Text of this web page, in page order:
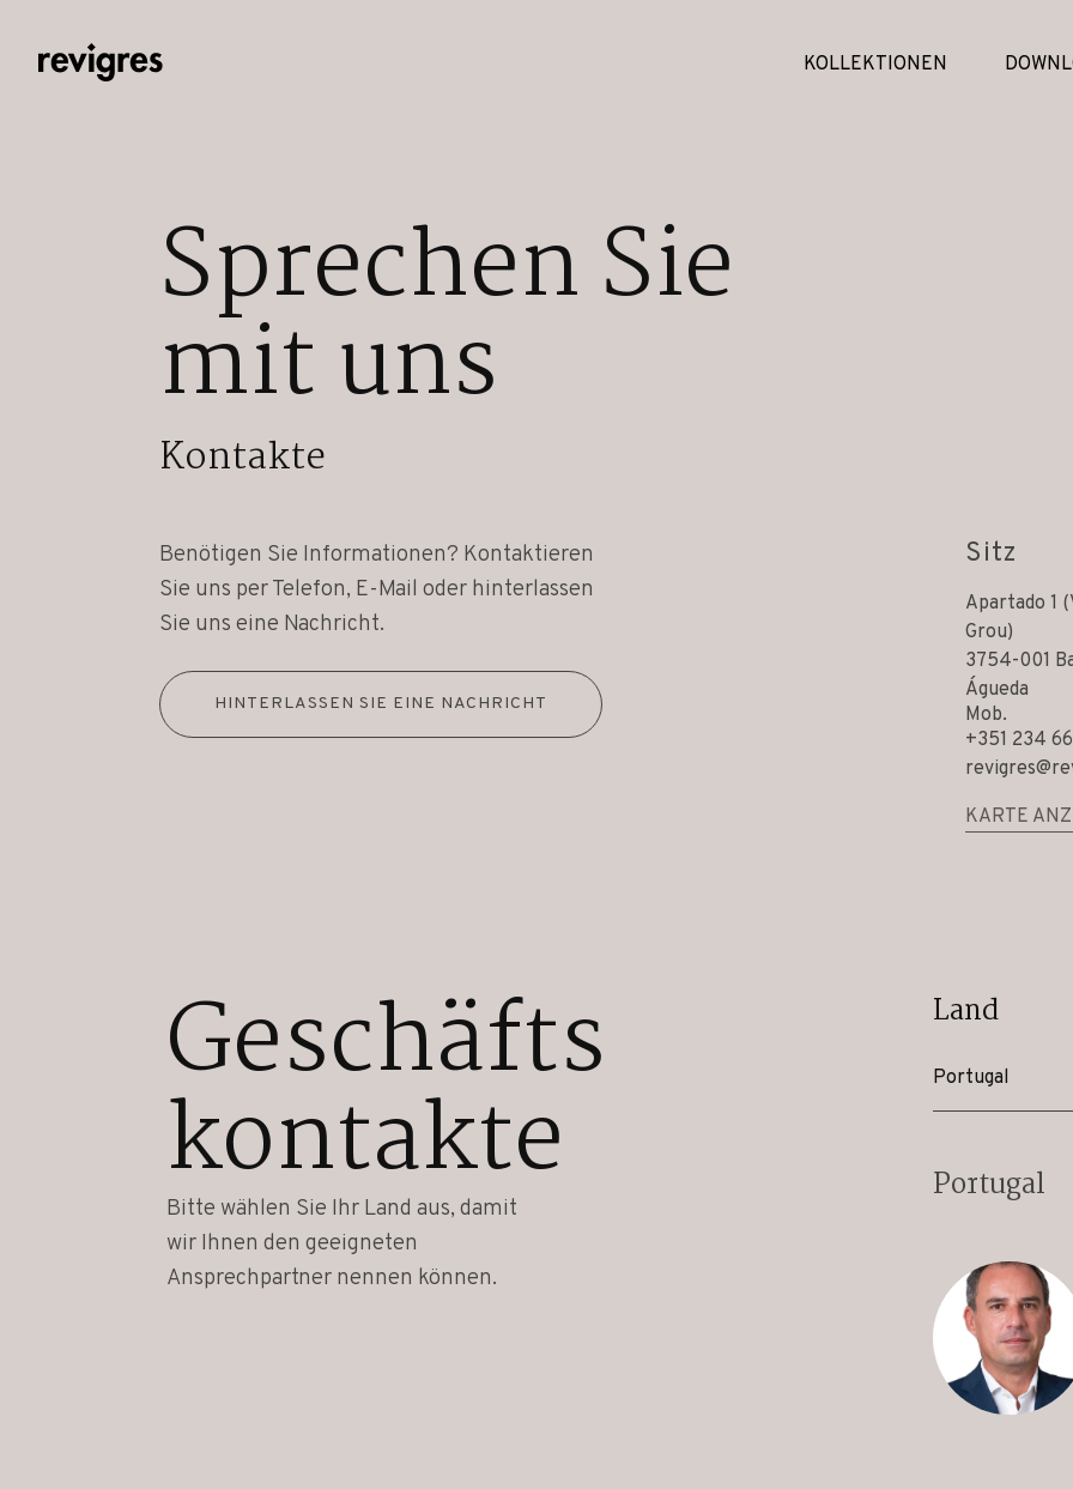
KOLLEKTIONEN
Sprechen Sie
mit uns
Kontakte
Benötigen Sie Informationen? Kontaktieren
Sie uns per Telefon, E-Mail oder hinterlassen
Sie uns eine Nachricht.
HINTERLASSEN SIE EINE NACHRICHT
Sitz
Apartado 1
Grou)
3754-001
Águeda
Mob.
+351 234
KARTE
Geschäfts
kontakte
Bitte wählen Sie Ihr Land aus, damit
wir Ihnen den geeigneten
Ansprechpartner nennen können.
Land
Portugal
Portugal